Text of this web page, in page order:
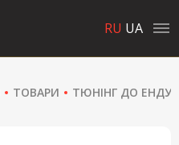
RU UA
ТОВАРИ ТЮНІНГ ДО